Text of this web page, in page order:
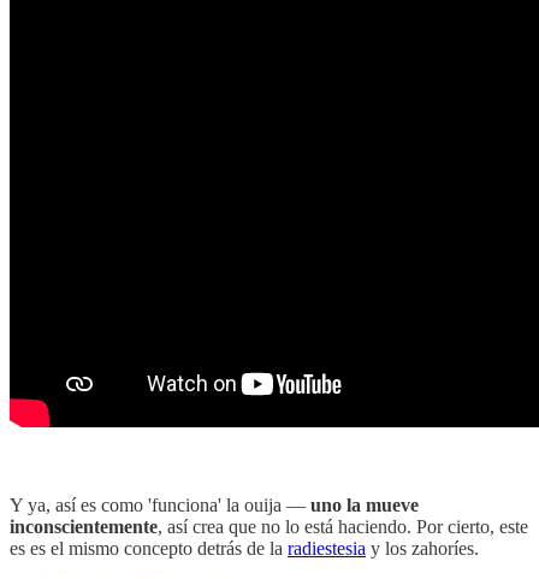
Y ya, así es como 'funciona' la ouija — uno la mueve
inconscientemente, así crea que no lo está haciendo. Por cierto, este
es es el mismo concepto detrás de la radiestesia y los zahoríes.